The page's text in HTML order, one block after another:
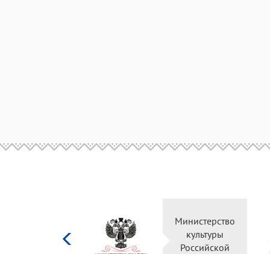
Министерство
Российской